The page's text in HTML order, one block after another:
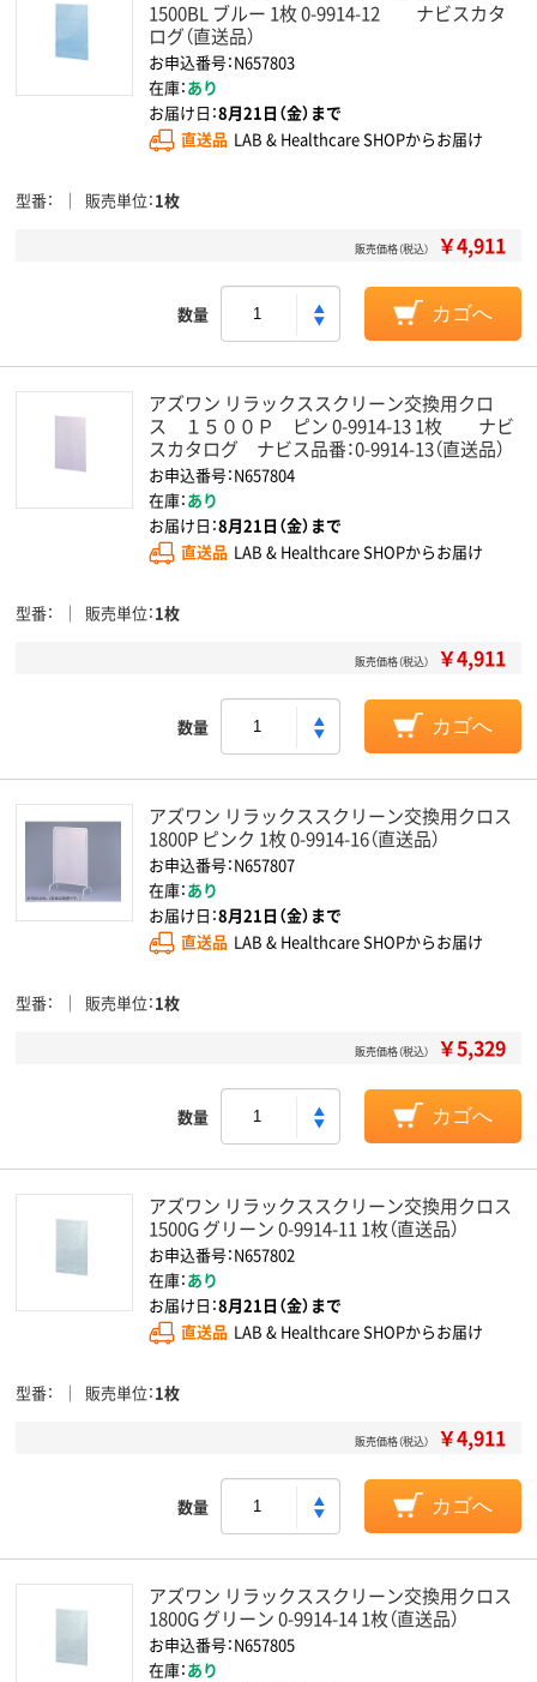
1500BL ブルー 1枚 0-9914-12 ナビスカタ
ログ（直送品）
お申込番号：N657803
在庫：あり
お届け日：8月21日（金）まで
直送品 LAB & Healthcare SHOPからお届け
型番 販売単位 1枚
販売価格（税込） ￥4,911
数量 カゴへ
アズワン リラックススクリーン交換用クロ
ス １５００Ｐ ピン 0-9914-13 1枚 ナビ
スカタログ ナビス品番：0-9914-13（直送品）
お申込番号：N657804
在庫：あり
お届け日：8月21日（金）まで
直送品 LAB & Healthcare SHOPからお届け
型番 販売単位 1枚
販売価格（税込） ￥4,911
数量 カゴへ
アズワン リラックススクリーン交換用クロス
1800P ピンク 1枚 0-9914-16（直送品）
お申込番号：N657807
在庫：あり
お届け日：8月21日（金）まで
直送品 LAB & Healthcare SHOPからお届け
型番 販売単位 1枚
販売価格（税込） ￥5,329
数量 カゴへ
アズワン リラックススクリーン交換用クロス
1500G グリーン 0-9914-11 1枚（直送品）
お申込番号：N657802
在庫：あり
お届け日：8月21日（金）まで
直送品 LAB & Healthcare SHOPからお届け
型番 販売単位 1枚
販売価格（税込） ￥4,911
数量 カゴへ
アズワン リラックススクリーン交換用クロス
1800G グリーン 0-9914-14 1枚（直送品）
お申込番号：N657805
在庫：あり